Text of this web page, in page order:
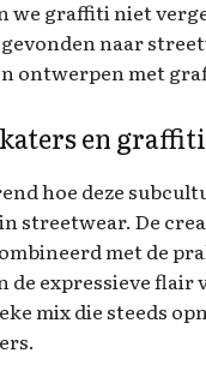
we graffiti niet
naar
ontwerpen met
en graffiti
hoe deze
streetwear. De
met de
de expressieve
mix die steeds